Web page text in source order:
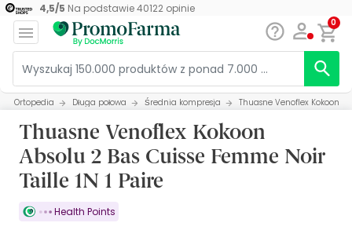
4,5/5 Na podstawie40122opinie
0
Ortopedia Długa połowa Średnia kompresja Thuasne Venoflex Kokoon
Thuasne Venoflex Kokoon
Absolu 2 Bas Cuisse Femme Noir
Taille 1N 1 Paire
Health Points